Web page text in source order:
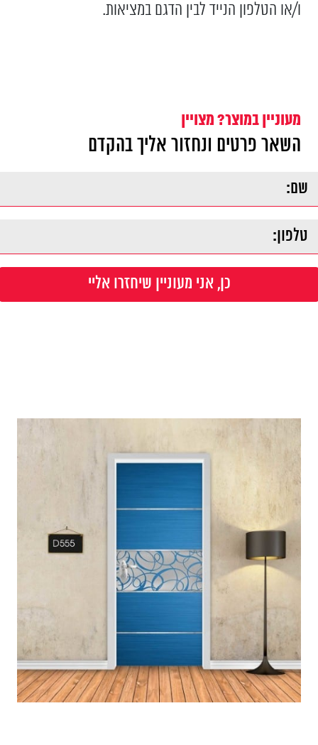
ו/או הטלפון הנייד לבין הדגם במציאות.
מעוניין במוצר? מצויין
השאר פרטים ונחזור אליך בהקדם